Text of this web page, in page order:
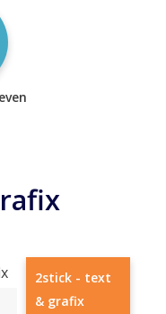
2stick - text
& grafix